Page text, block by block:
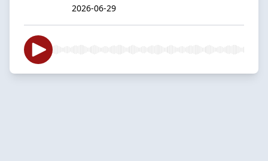
2026-06-29